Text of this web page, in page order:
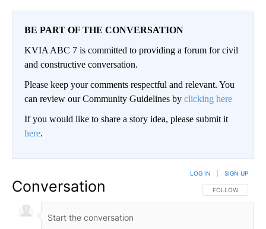
BE PART OF THE CONVERSATION
KVIA ABC 7 is committed to providing a forum for civil
and constructive conversation.
Please keep your comments respectful and relevant. You
can review our Community Guidelines by clicking here
If you would like to share a story idea, please submit it
here.
Conversation FOLLOW THIS
FOLLOW
LOG IN SIGN UP